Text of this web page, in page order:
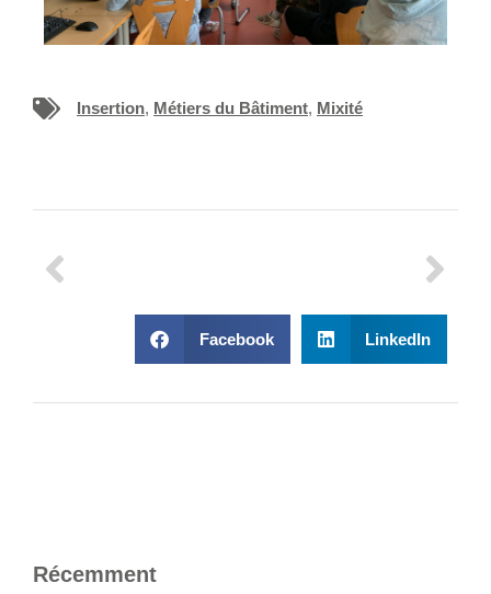
Insertion, Métiers du Bâtiment, Mixité
Facebook LinkedIn
Récemment